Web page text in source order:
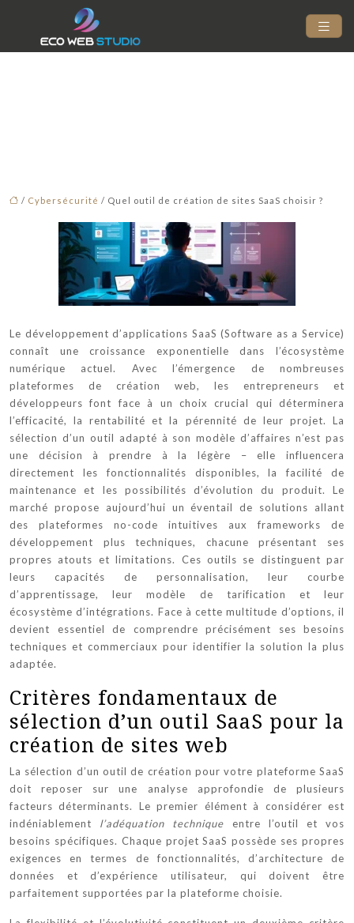
/ Cybersécurité / Quel outil de création de sites SaaS choisir ?
Le développement d’applications SaaS (Software as a Service)
connaît une croissance exponentielle dans l’écosystème
numérique actuel. Avec l’émergence de nombreuses
plateformes de création web, les entrepreneurs et
développeurs font face à un choix crucial qui déterminera
l’efficacité, la rentabilité et la pérennité de leur projet. La
sélection d’un outil adapté à son modèle d’affaires n’est pas
une décision à prendre à la légère – elle influencera
directement les fonctionnalités disponibles, la facilité de
maintenance et les possibilités d’évolution du produit. Le
marché propose aujourd’hui un éventail de solutions allant
des plateformes no-code intuitives aux frameworks de
développement plus techniques, chacune présentant ses
propres atouts et limitations. Ces outils se distinguent par
leurs capacités de personnalisation, leur courbe
d’apprentissage, leur modèle de tarification et leur
écosystème d’intégrations. Face à cette multitude d’options, il
devient essentiel de comprendre précisément ses besoins
techniques et commerciaux pour identifier la solution la plus
adaptée.
Critères fondamentaux de
sélection d’un outil SaaS pour la
création de sites web
La sélection d’un outil de création pour votre plateforme SaaS
doit reposer sur une analyse approfondie de plusieurs
facteurs déterminants. Le premier élément à considérer est
indéniablement l’adéquation technique entre l’outil et vos
besoins spécifiques. Chaque projet SaaS possède ses propres
exigences en termes de fonctionnalités, d’architecture de
données et d’expérience utilisateur, qui doivent être
parfaitement supportées par la plateforme choisie.